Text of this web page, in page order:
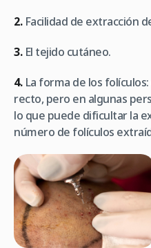
2.Facilidad de extracción
3.El tejido cutáneo.
4.La forma de los
recto, pero en algunas
lo que puede dificultar la
número de folículos